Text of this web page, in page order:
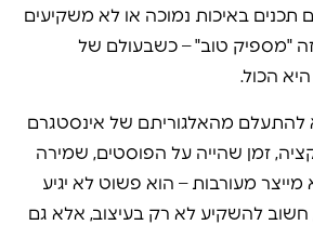
תכנים באיכות נמוכה או לא משקיעים
"מספיק טוב" – כשבעולם של
היא הכול.
להתעלם מהאלגוריתם של אינסטגרם
זמן שהייה על הפוסטים, שמירה
מייצר מעורבות – הוא פשוט לא יגיע
חשוב להשקיע לא רק בעיצוב, אלא גם